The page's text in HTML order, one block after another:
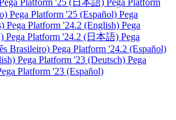
Pega Platform '25 (Español) Pega
Pega Platform '24.2 (English) Pega
Pega Platform '24.2 (日本語) Pega
Brasileiro) Pega Platform '24.2 (Español)
Pega Platform '23 (Deutsch) Pega
Platform '23 (Español)